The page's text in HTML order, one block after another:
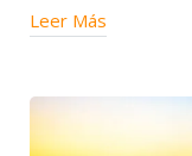
Leer Más